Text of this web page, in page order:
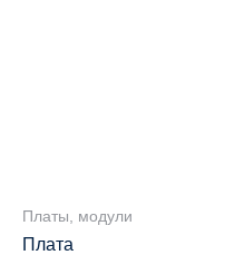
Платы, модули
Плата